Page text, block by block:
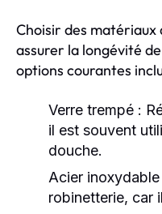
Choisir des
assurer la longévité
options courantes
Verre trempé :
il est souvent
douche.
Acier inoxydable
robinetterie, car